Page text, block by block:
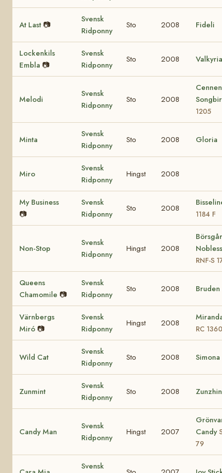
At Last 📷
Svensk
Ridponny
Sto 2008 Fideli
Lockenkils
Embla 📷
Svensk
Ridponny
Sto 2008 Valkyria
Melodi
Svensk
Ridponny
Sto 2008
Cennen
1205
Minta
Svensk
Ridponny
Sto 2008 Gloria
Miro
Svensk
Ridponny
Hingst 2008
My Business
📷
Svensk
Ridponny
Sto 2008
1184 F
Non-Stop
Svensk
Ridponny
Hingst 2008
RNF-S
Queens
Chamomile 📷
Svensk
Ridponny
Sto 2008 Bruden
Värnbergs
Miró 📷
Svensk
Ridponny
Hingst 2008
RC 1360
Wild Cat
Svensk
Ridponny
Sto 2008 Simona
Zunmint
Svensk
Ridponny
Sto 2008
Candy Man
Svensk
Ridponny
Hingst 2007
Candy
79
Svensk